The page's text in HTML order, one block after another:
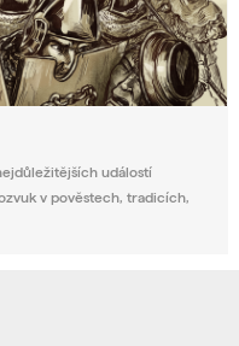
událostí
v pověstech, tradicích,